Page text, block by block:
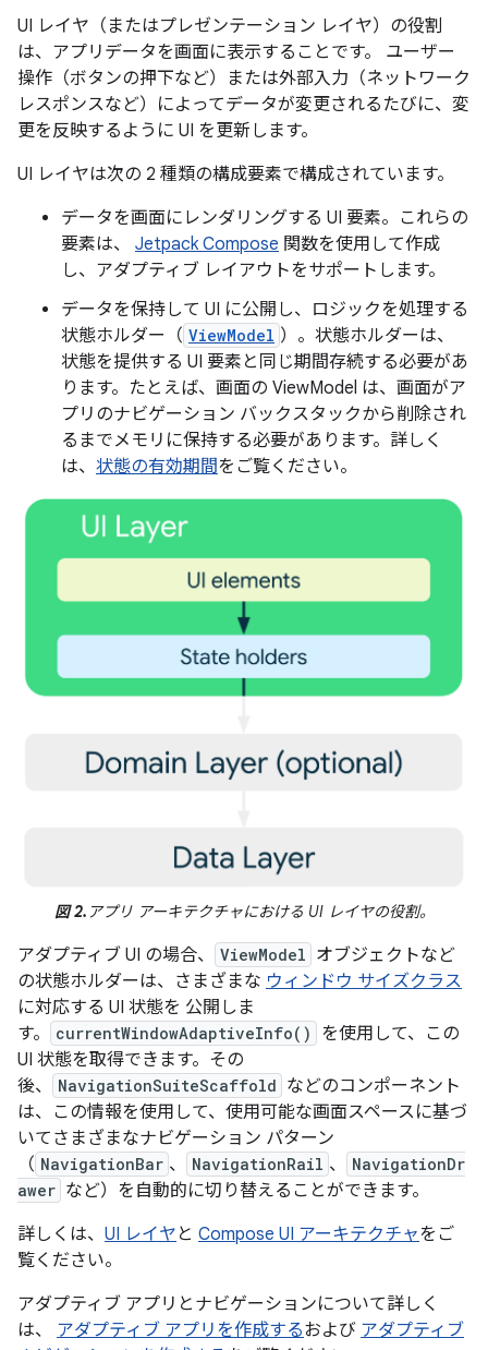
UI レイヤ（またはプレゼンテーション レイヤ）の役割
は、アプリデータを画面に表示することです。 ユーザー
操作（ボタンの押下など）または外部入力（ネットワーク
レスポンスなど）によってデータが変更されるたびに、変
更を反映するように UI を更新します。
UI レイヤは次の 2 種類の構成要素で構成されています。
データを画面にレンダリングする UI 要素。これらの
要素は、 Jetpack Compose 関数を使用して作成
し、アダプティブ レイアウトをサポートします。
データを保持して UI に公開し、ロジックを処理する
状態ホルダー（ ViewModel ）。状態ホルダーは、
状態を提供する UI 要素と同じ期間存続する必要があ
ります。たとえば、画面の ViewModel は、画面がア
プリのナビゲーション バックスタックから削除され
るまでメモリに保持する必要があります。詳しく
は、 状態の有効期間をご覧ください。
図 2.アプリ アーキテクチャにおける UI レイヤの役割。
アダプティブ UI の場合、 ViewModel オブジェクトなど
の状態ホルダーは、さまざまな ウィンドウ サイズクラス
に対応する UI 状態を 公開しま
す。
currentWindowAdaptiveInfo()
を使用して、この
UI 状態を取得できます。その
後、
NavigationSuiteScaffold などのコンポーネント
は、この情報を使用して、使用可能な画面スペースに基づ
いてさまざまなナビゲーション パターン
（ NavigationBar 、 NavigationRail 、
NavigationDr
awer など）を自動的に切り替えることができます。
詳しくは、 UI レイヤ と Compose UI アーキテクチャをご
覧ください。
アダプティブ アプリとナビゲーションについて詳しく
は、 アダプティブ アプリを作成するおよび アダプティブ